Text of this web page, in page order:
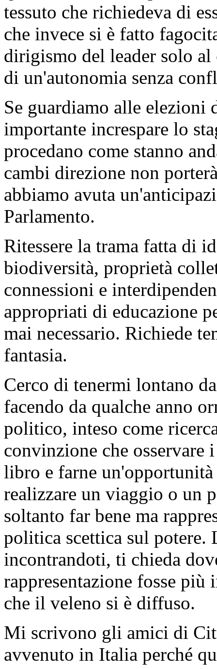
tessuto che richiedeva di
che invece si è fatto
dirigismo del leader solo
di un'autonomia senza
Se guardiamo alle elezioni
importante increspare lo
procedano come stanno
cambi direzione non
abbiamo avuta
Parlamento.
Ritessere la trama fatta di
biodiversità, proprietà
connessioni e
appropriati di educazione
mai necessario. Richiede
fantasia.
Cerco di tenermi lontano
facendo da qualche anno
politico, inteso come
convinzione che osservare
libro e farne
realizzare un viaggio o un
soltanto far bene ma
politica scettica sul potere.
incontrandoti, ti chieda
rappresentazione fosse
che il veleno si è diffuso.
Mi scrivono gli amici di
avvenuto in Italia perché